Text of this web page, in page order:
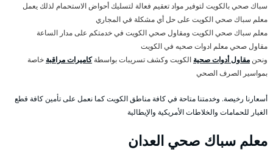
سباك صحي بالكويت لتوفير مواد تعقيم فعالة لتسليك أحواض الاستحمام لذلك يعمل
معلم سباك صحي الكويت على حل أي مشكلة في المجاري
معلم سباك صحي الكويت ومقاول صحي الكويت في خدمتكم على مدار الساعة
مقاول صحي معلم ادوات صحيه في الكويت
ونحن مقاول أدوات صحية الكويت وكشف تسريبات بواسطةكاميرات مراقبة خاصة
بمواسير الصرف الصحي
أسعارنا رخيصة. وخدمتنا متاحة في كافة مناطق الكويت كما نعمل على تأمين كافة قطع
الغيار للحمامات والخلاطات الأمريكية والإيطالية
معلم سباك صحي العدان